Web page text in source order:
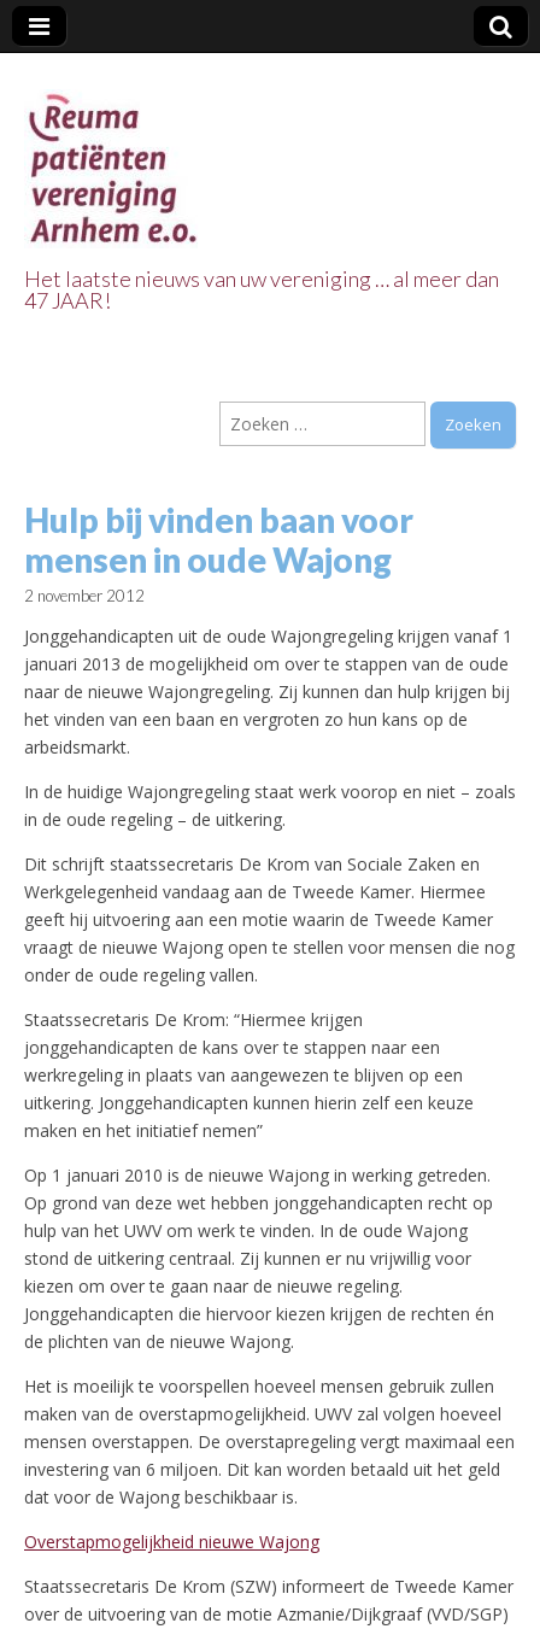
Vereniging
Arnhem e.o.
Het laatste nieuws van uw vereniging … al meer dan
47 JAAR!
Zoeken
naar:
Hulp bij vinden baan voor
mensen in oude Wajong
2 november 2012
Jonggehandicapten uit de oude Wajongregeling krijgen vanaf 1
januari 2013 de mogelijkheid om over te stappen van de oude
naar de nieuwe Wajongregeling. Zij kunnen dan hulp krijgen bij
het vinden van een baan en vergroten zo hun kans op de
arbeidsmarkt.
In de huidige Wajongregeling staat werk voorop en niet – zoals
in de oude regeling – de uitkering.
Dit schrijft staatssecretaris De Krom van Sociale Zaken en
Werkgelegenheid vandaag aan de Tweede Kamer. Hiermee
geeft hij uitvoering aan een motie waarin de Tweede Kamer
vraagt de nieuwe Wajong open te stellen voor mensen die nog
onder de oude regeling vallen.
Staatssecretaris De Krom: “Hiermee krijgen
jonggehandicapten de kans over te stappen naar een
werkregeling in plaats van aangewezen te blijven op een
uitkering. Jonggehandicapten kunnen hierin zelf een keuze
maken en het initiatief nemen”
Op 1 januari 2010 is de nieuwe Wajong in werking getreden.
Op grond van deze wet hebben jonggehandicapten recht op
hulp van het UWV om werk te vinden. In de oude Wajong
stond de uitkering centraal. Zij kunnen er nu vrijwillig voor
kiezen om over te gaan naar de nieuwe regeling.
Jonggehandicapten die hiervoor kiezen krijgen de rechten én
de plichten van de nieuwe Wajong.
Het is moeilijk te voorspellen hoeveel mensen gebruik zullen
maken van de overstapmogelijkheid. UWV zal volgen hoeveel
mensen overstappen. De overstapregeling vergt maximaal een
investering van 6 miljoen. Dit kan worden betaald uit het geld
dat voor de Wajong beschikbaar is.
Overstapmogelijkheid nieuwe Wajong
Staatssecretaris De Krom (SZW) informeert de Tweede Kamer
over de uitvoering van de motie Azmanie/Dijkgraaf (VVD/SGP)